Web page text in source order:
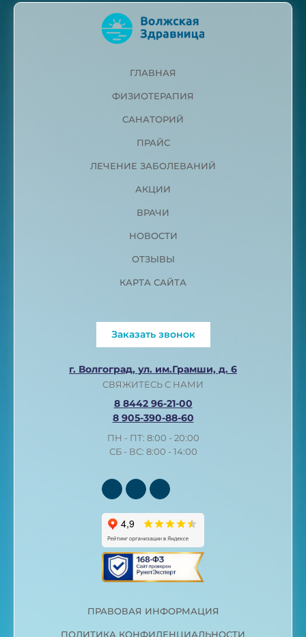
ГЛАВНАЯ
ФИЗИОТЕРАПИЯ
САНАТОРИЙ
ПРАЙС
ЛЕЧЕНИЕ ЗАБОЛЕВАНИЙ
АКЦИИ
ВРАЧИ
НОВОСТИ
ОТЗЫВЫ
КАРТА САЙТА
ПРАВОВАЯ ИНФОРМАЦИЯ
ПОЛИТИКА КОНФИДЕНЦИАЛЬНОСТИ
Заказать звонок
г. Волгоград, ул. им.Грамши, д. 6
СВЯЖИТЕСЬ С НАМИ
8 8442 96-21-00
8 905-390-88-60
ПН - ПТ: 8:00 - 20:00
СБ - ВС: 8:00 - 14:00